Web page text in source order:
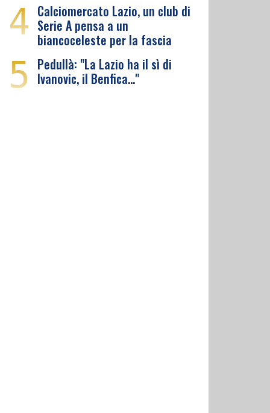
4 Calciomercato Lazio, un club di
Serie A pensa a un
biancoceleste per la fascia
5 Pedullà: "La Lazio ha il sì di
Ivanovic, il Benfica…"